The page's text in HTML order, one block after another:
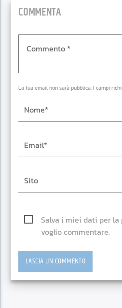
COMMENTA
La tua email non sarà pubblica. I campi
Salva i miei dati per la
voglio commentare.